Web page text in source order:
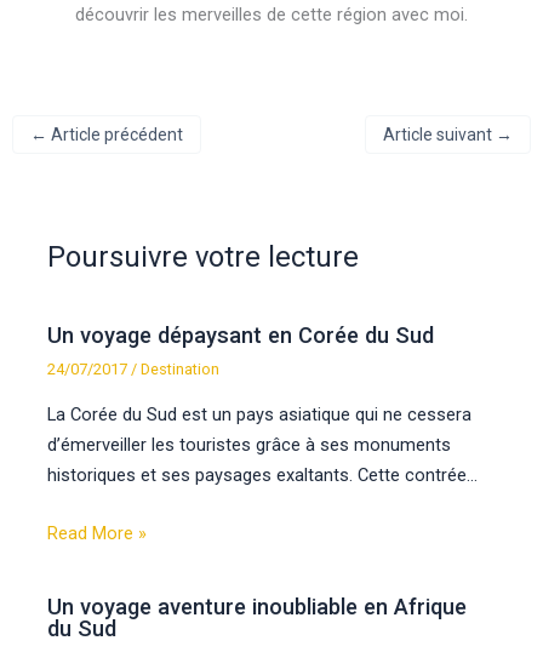
découvrir les merveilles de cette région avec moi.
← Article précédent Article suivant →
Poursuivre votre lecture
Un voyage dépaysant en Corée du Sud
24/07/2017 /Destination
La Corée du Sud est un pays asiatique qui ne cessera
d’émerveiller les touristes grâce à ses monuments
historiques et ses paysages exaltants. Cette contrée…
Read More »
Un voyage aventure inoubliable en Afrique
du Sud